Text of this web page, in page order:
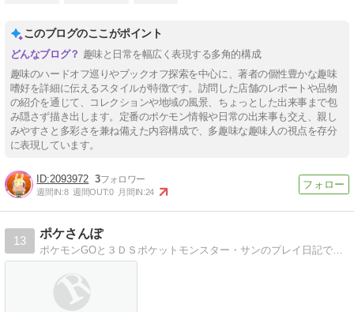
このブログのここがポイント
趣味と日常を幅広く表現する多角的構成
趣味のハードオフ巡りやブックオフ探索を中心に、著者の個性豊かな趣味
嗜好を詳細に伝えるスタイルが特徴です。訪問した店舗のレポートや品物
の紹介を通じて、コレクションや地域の風景、ちょっとした出来事まで包
み隠さず描き出します。定番のポケモン情報や日常の出来事も交え、親し
みやすさと多彩さを兼ね備えた内容構成で、多趣味な趣味人の視点を存分
に表現しています。
2093972 3
週間IN:8 週間OUT:0 月間IN:24
13
ポケさんぽ
ポケモンGOと３ＤＳポケットモンスター・サンのプレイ日記です。